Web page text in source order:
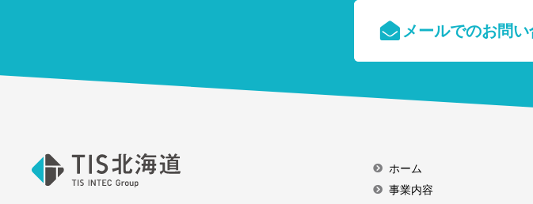
メールでのお問い
ホーム
事業内容